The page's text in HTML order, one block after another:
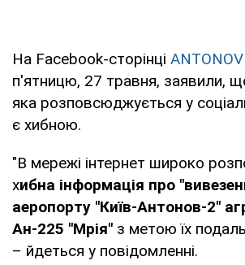
На Facebook-сторінці
п'ятницю, 27 травня, заявили,
яка розповсюджується у
є хибною.
"В мережі інтернет широко
хибна інформація про
аеропорту "Київ-Антонов-2"
Ан-225 "Мрія" з метою їх
– йдеться у повідомленні.